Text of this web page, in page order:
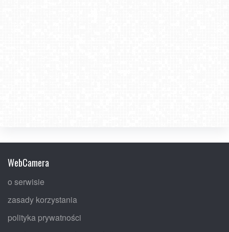
WebCamera
o serwisie
zasady korzystania
polityka prywatności